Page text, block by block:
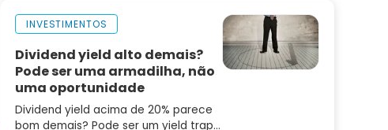
INVESTIMENTOS
Dividend yield alto demais?
Pode ser uma armadilha, não
uma oportunidade
Dividend yield acima de 20% parece
bom demais? Pode ser um yield trap.